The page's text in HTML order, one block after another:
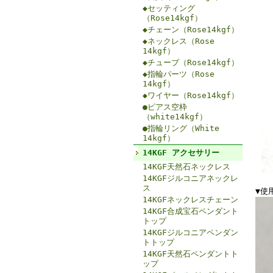
◆セッティング
（Rose14kgf）
◆チェーン（Rose14kgf）
◆ネックレス（Rose
14kgf）
◆チューブ（Rose14kgf）
◆指輪パーツ（Rose
14kgf）
◆ワイヤー（Rose14kgf）
●ピアス空枠
（white14kgf）
●指輪リング（White
14kgf）
14KGF アクセサリー
14KGF天然石ネックレス
14KGFジルコニアネックレ
ス
14KGFネックレスチェーン
14KGF合成宝石ペンダント
トップ
14KGFジルコニアペンダン
トトップ
14KGF天然石ペンダントト
ップ
▼使